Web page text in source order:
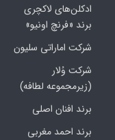
ادکلن‌های لاکچری
برند «فرنچ اونیو»
شرکت اماراتی سلیون
شرکت وُلار
(زیرمجموعه لطافه)
برند افنان اصلی
برند احمد مغربی